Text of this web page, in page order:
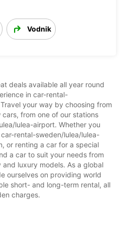
Vodnik
deals available all year round
in car-rental-
your way by choosing from
from one of our stations
lulea-airport. Whether you
rental-sweden/lulea/lulea-
or renting a car for a special
a car to suit your needs from
luxury models. As a global
ourselves on providing world
short- and long-term rental, all
charges.